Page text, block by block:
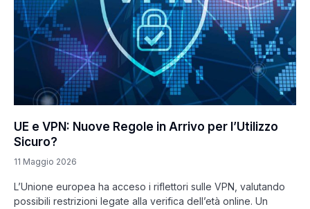
UE e VPN: Nuove Regole in Arrivo per l’Utilizzo
Sicuro?
11 Maggio 2026
L’Unione europea ha acceso i riflettori sulle VPN, valutando
possibili restrizioni legate alla verifica dell’età online. Un